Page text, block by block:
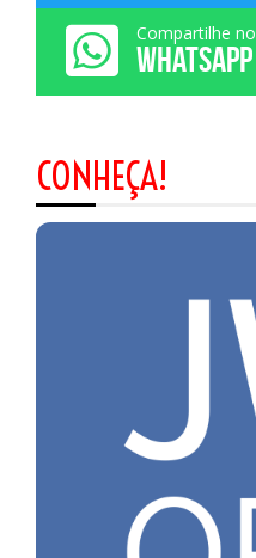
Compartilhe no
WHATSAPP
CONHEÇA!